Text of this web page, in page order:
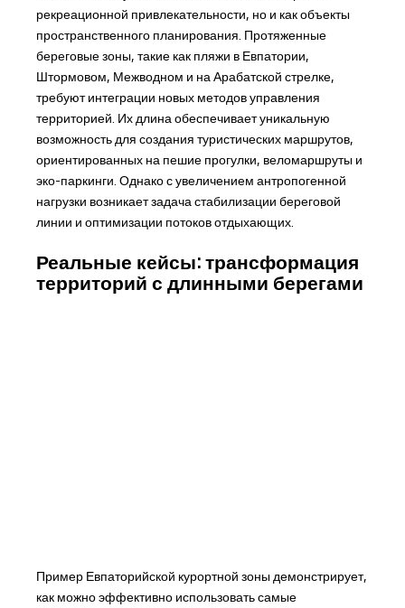
рекреационной привлекательности, но и как объекты
пространственного планирования. Протяженные
береговые зоны, такие как пляжи в Евпатории,
Штормовом, Межводном и на Арабатской стрелке,
требуют интеграции новых методов управления
территорией. Их длина обеспечивает уникальную
возможность для создания туристических маршрутов,
ориентированных на пешие прогулки, веломаршруты и
эко-паркинги. Однако с увеличением антропогенной
нагрузки возникает задача стабилизации береговой
линии и оптимизации потоков отдыхающих.
Реальные кейсы: трансформация
территорий с длинными берегами
Пример Евпаторийской курортной зоны демонстрирует,
как можно эффективно использовать самые